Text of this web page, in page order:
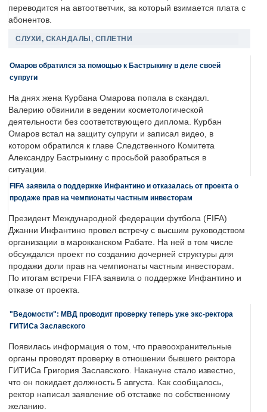
переводится на автоответчик, за который взимается плата с
абонентов.
СЛУХИ, СКАНДАЛЫ, СПЛЕТНИ
Омаров обратился за помощью к Бастрыкину в деле своей
супруги
На днях жена Курбана Омарова попала в скандал.
Валерию обвинили в ведении косметологической
деятельности без соответствующего диплома. Курбан
Омаров встал на защиту супруги и записал видео, в
котором обратился к главе Следственного Комитета
Александру Бастрыкину с просьбой разобраться в
ситуации.
FIFA заявила о поддержке Инфантино и отказалась от проекта о
продаже прав на чемпионаты частным инвесторам
Президент Международной федерации футбола (FIFA)
Джанни Инфантино провел встречу с высшим руководством
организации в марокканском Рабате. На ней в том числе
обсуждался проект по созданию дочерней структуры для
продажи доли прав на чемпионаты частным инвесторам.
По итогам встречи FIFA заявила о поддержке Инфантино и
отказе от проекта.
"Ведомости": МВД проводит проверку теперь уже экс-ректора
ГИТИСа Заславского
Появилась информация о том, что правоохранительные
органы проводят проверку в отношении бывшего ректора
ГИТИСа Григория Заславского. Накануне стало известно,
что он покидает должность 5 августа. Как сообщалось,
ректор написал заявление об отставке по собственному
желанию.